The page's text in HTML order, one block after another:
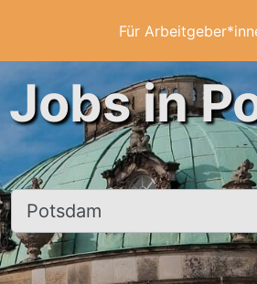
Für
in
Ort, Stadt